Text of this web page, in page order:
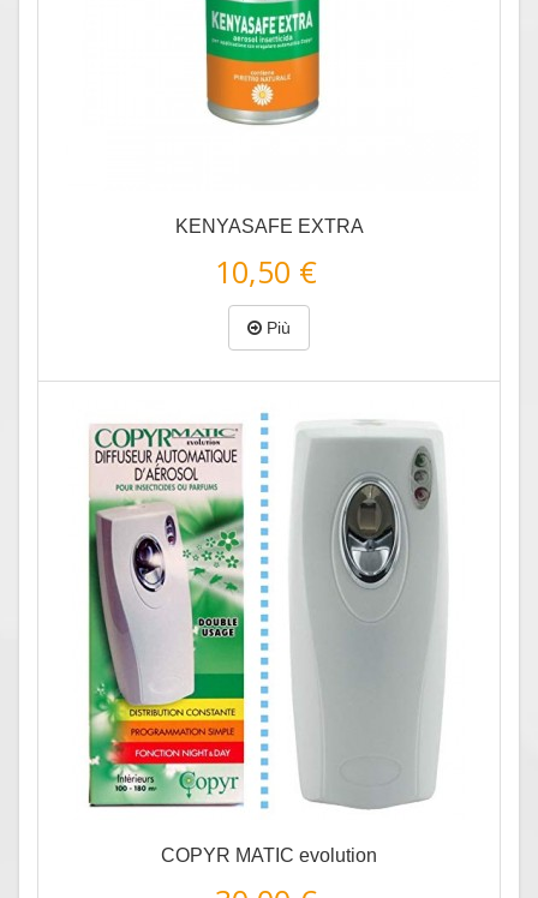
KENYASAFE EXTRA
10,50 €
Più
COPYR MATIC evolution
Anteprima